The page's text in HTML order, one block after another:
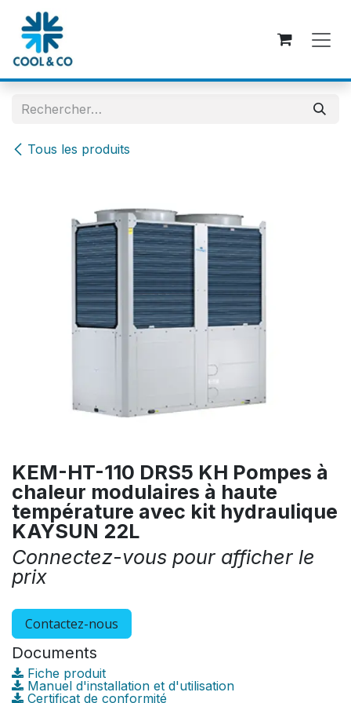
Se rendre au contenu
Tous les produits
KEM-HT-110 DRS5 KH Pompes à
chaleur modulaires à haute
température avec kit hydraulique
KAYSUN 22L
Connectez-vous pour afficher le
prix
Contactez-nous
Documents
Fiche produit
Manuel d'installation et d'utilisation
Certificat de conformité